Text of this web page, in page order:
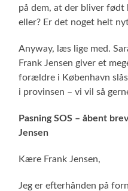
på dem, at der bliver
eller? Er det noget helt
Anyway, læs lige med.
Frank Jensen giver et
forældre i København
i provinsen – vi vil så
Pasning SOS – åbent
Jensen
Kære Frank Jensen,
Jeg er efterhånden på